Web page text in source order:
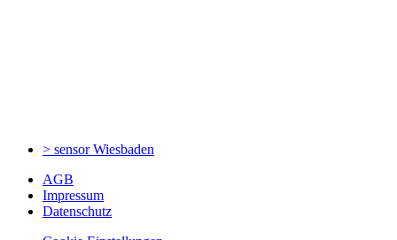
> sensorWiesbaden
AGB
Impressum
Datenschutz